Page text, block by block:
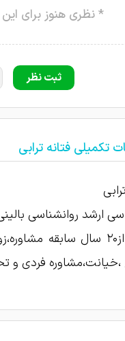
* نظری هنوز برای
ثبت نظر
تکمیلی فتانه ترابی
ارشد روانشناسی
بیش از۲۰ سال سابقه
،خیانت،مشاوره فردی و